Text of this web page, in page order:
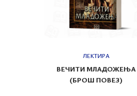
ЛЕКТИРА
ВЕЧИТИ МЛАДОЖЕЊА
(БРОШ ПОВЕЗ)